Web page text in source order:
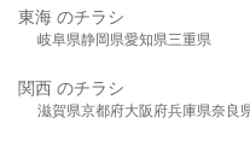
東海 のチラシ
岐阜県静岡県愛知県三重県
関西 のチラシ
滋賀県京都府大阪府兵庫県奈良